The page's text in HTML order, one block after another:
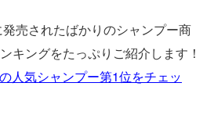
売されたばかりのシャンプー商
キングをたっぷりご紹介します！
人気シャンプー第1位をチェッ